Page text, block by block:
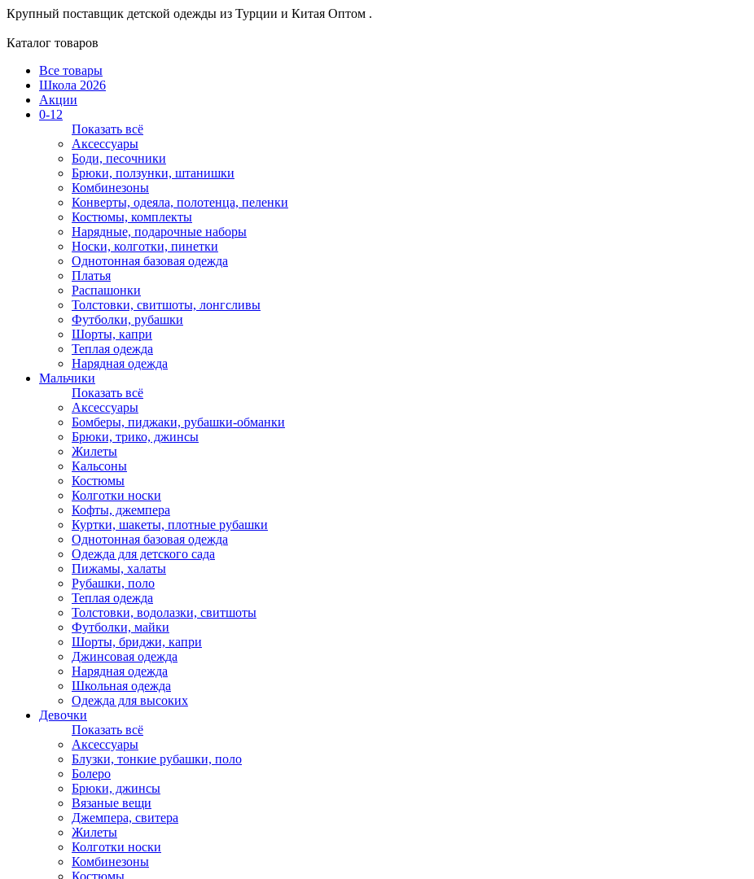
Крупный поставщик детской одежды из Турции и Китая Оптом .
Каталог товаров
Все товары
Школа 2026
Акции
0-12
Показать всё
Аксессуары
Боди, песочники
Брюки, ползунки, штанишки
Комбинезоны
Конверты, одеяла, полотенца, пеленки
Костюмы, комплекты
Нарядные, подарочные наборы
Носки, колготки, пинетки
Однотонная базовая одежда
Платья
Распашонки
Толстовки, свитшоты, лонгсливы
Футболки, рубашки
Шорты, капри
Теплая одежда
Нарядная одежда
Мальчики
Показать всё
Аксессуары
Бомберы, пиджаки, рубашки-обманки
Брюки, трико, джинсы
Жилеты
Кальсоны
Костюмы
Колготки носки
Кофты, джемпера
Куртки, шакеты, плотные рубашки
Однотонная базовая одежда
Одежда для детского сада
Пижамы, халаты
Рубашки, поло
Теплая одежда
Толстовки, водолазки, свитшоты
Футболки, майки
Шорты, бриджи, капри
Джинсовая одежда
Нарядная одежда
Школьная одежда
Одежда для высоких
Девочки
Показать всё
Аксессуары
Блузки, тонкие рубашки, поло
Болеро
Брюки, джинсы
Вязаные вещи
Джемпера, свитера
Жилеты
Колготки носки
Комбинезоны
Костюмы